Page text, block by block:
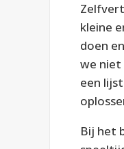
kleine
doen
we niet
een
Bij het